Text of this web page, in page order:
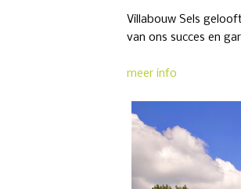
Villabouw Sels
van ons succes en
meer info